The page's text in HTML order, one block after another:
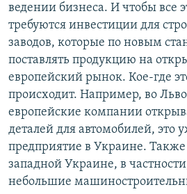
ведении бизнеса. И чтобы все
требуются инвестиции для
заводов, которые по новым
поставлять продукцию на
европейский рынок. Кое-где
происходит. Например, во
европейские компании
деталей для автомобилей, это
предприятие в Украине.
западной Украине, в
небольшие